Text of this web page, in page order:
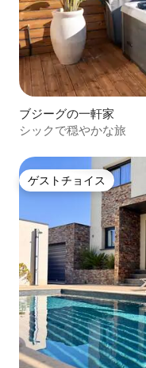
ブジーグの一軒家
シックで穏やかな旅
ゲストチョイス
ゲストチョイス